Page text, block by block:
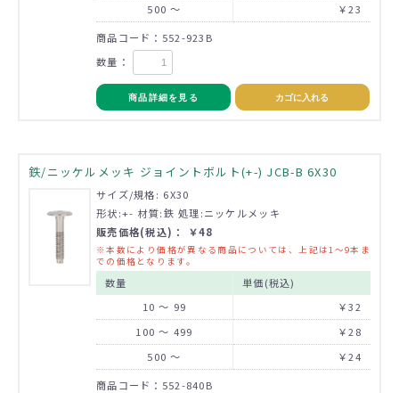
500 ～
￥23
商品コード：552-923B
数量：
商品詳細を見る カゴに入れる
鉄/ニッケルメッキ ジョイントボルト(+-) JCB-B 6X30
サイズ/規格: 6X30
形状:+- 材質:鉄 処理:ニッケルメッキ
販売価格(税込)： ￥48
※本数により価格が異なる商品については、上記は1～9本ま
での価格となります。
数量
単価(税込)
10 ～ 99
￥32
100 ～ 499
￥28
500 ～
￥24
商品コード：552-840B